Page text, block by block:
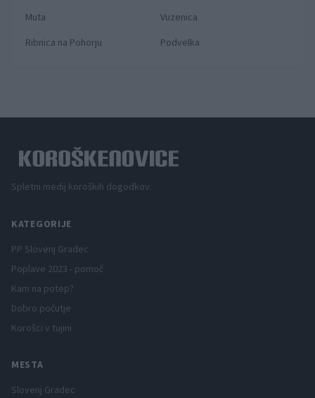
Muta
Vuzenica
Ribnica na Pohorju
Podvelka
Spletni medij koroških dogodkov.
KATEGORIJE
PP Slovenj Gradec
Poplave 2023 - pomoč
Kam na potep?
Dobro počutje
Korošci v tujini
MESTA
Slovenj Gradec